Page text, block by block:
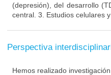
(depresión), del desarrollo
central. 3. Estudios celulares
Perspectiva
Hemos realizado